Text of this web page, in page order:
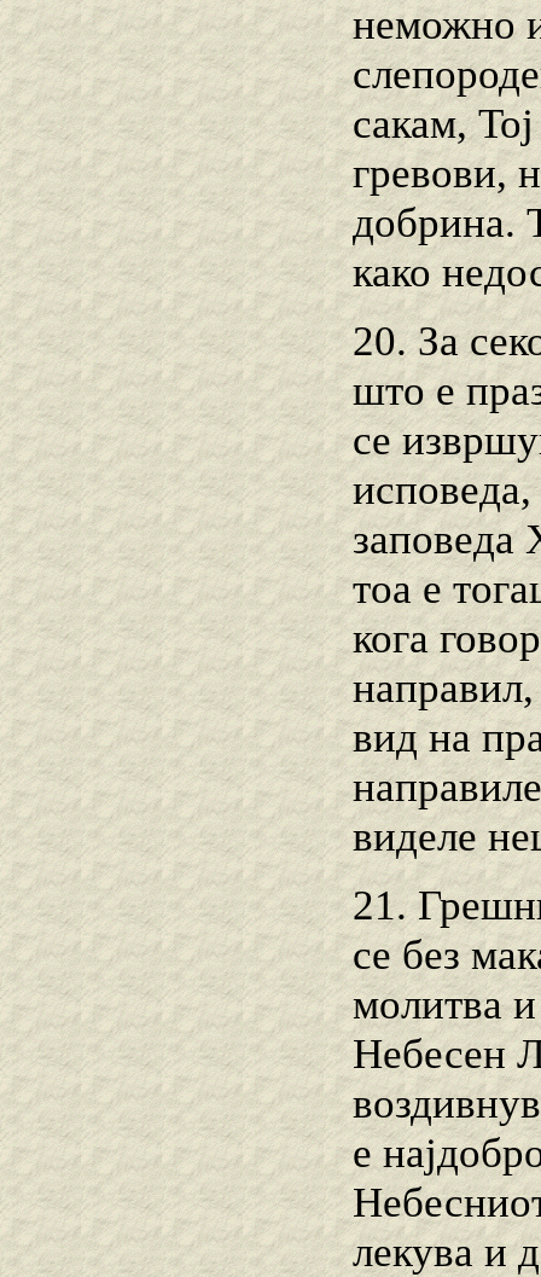
неможно
сакам,
гревови,
добрина.
како
20. За
што е
се
заповеда
тоа е
кога
вид на
виделе
21.
се без
молитва
Небесен
е
лекува и